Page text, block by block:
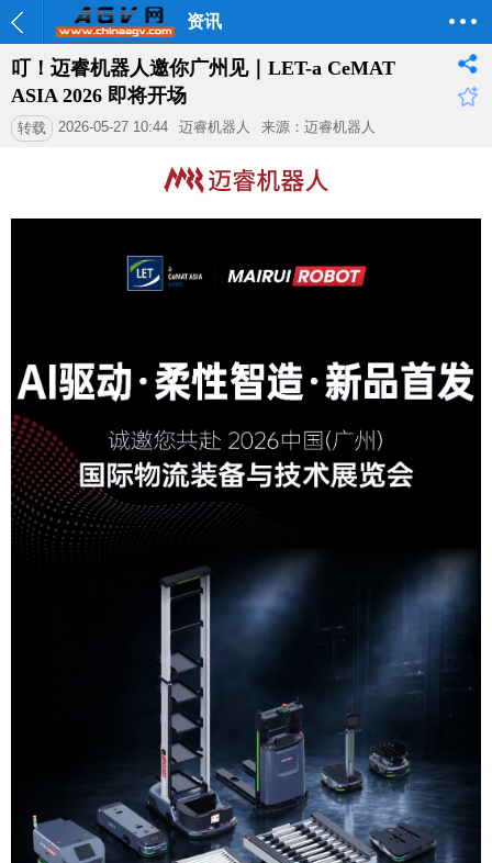
资讯
叮！迈睿机器人邀你广州见｜LET-a CeMAT
ASIA 2026 即将开场
转载 2026-05-27 10:44 迈睿机器人 来源：迈睿机器人